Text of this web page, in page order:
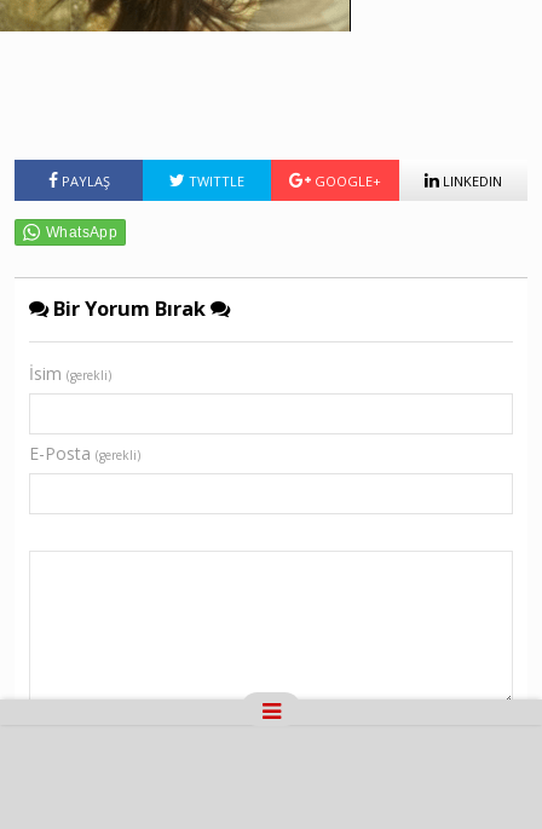
PAYLAŞ TWITTLE GOOGLE+ LINKEDIN
Bir Yorum Bırak
İsim (gerekli)
E-Posta (gerekli)